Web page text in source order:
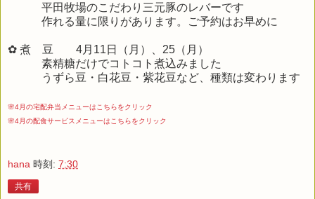
平田牧場のこだわり三元豚のレバーです
作れる量に限りがあります。ご予約はお早めに
✿ 煮 豆 4月11日（月）、25（月）
素精糖だけでコトコト煮込みました
うずら豆・白花豆・紫花豆など、種類は変わります
🌸4月の宅配弁当メニューはこちらをクリック
🌸4月の配食サービスメニューはこちらをクリック
hana 時刻: 7:30
共有